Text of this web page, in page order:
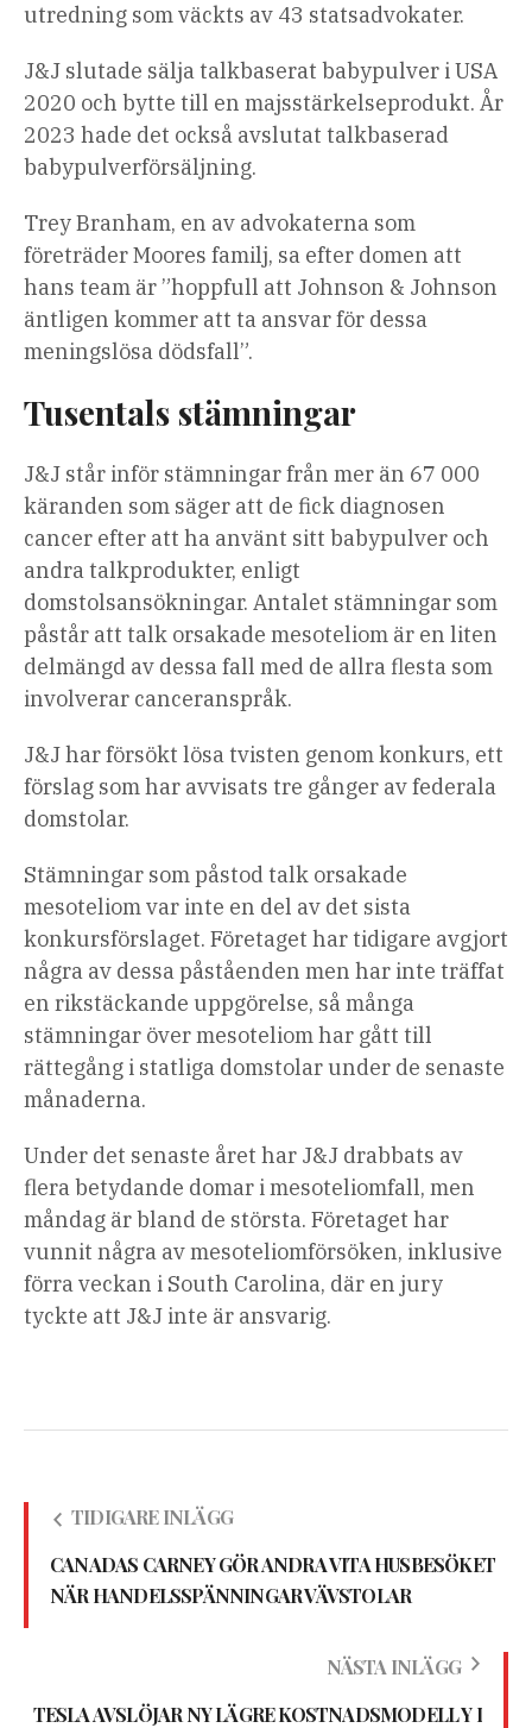
utredning som väckts av 43 statsadvokater.
J&J slutade sälja talkbaserat babypulver i USA
2020 och bytte till en majsstärkelseprodukt. År
2023 hade det också avslutat talkbaserad
babypulverförsäljning.
Trey Branham, en av advokaterna som
företräder Moores familj, sa efter domen att
hans team är ”hoppfull att Johnson & Johnson
äntligen kommer att ta ansvar för dessa
meningslösa dödsfall”.
Tusentals stämningar
J&J står inför stämningar från mer än 67 000
käranden som säger att de fick diagnosen
cancer efter att ha använt sitt babypulver och
andra talkprodukter, enligt
domstolsansökningar. Antalet stämningar som
påstår att talk orsakade mesoteliom är en liten
delmängd av dessa fall med de allra flesta som
involverar canceranspråk.
J&J har försökt lösa tvisten genom konkurs, ett
förslag som har avvisats tre gånger av federala
domstolar.
Stämningar som påstod talk orsakade
mesoteliom var inte en del av det sista
konkursförslaget. Företaget har tidigare avgjort
några av dessa påståenden men har inte träffat
en rikstäckande uppgörelse, så många
stämningar över mesoteliom har gått till
rättegång i statliga domstolar under de senaste
månaderna.
Under det senaste året har J&J drabbats av
flera betydande domar i mesoteliomfall, men
måndag är bland de största. Företaget har
vunnit några av mesoteliomförsöken, inklusive
förra veckan i South Carolina, där en jury
tyckte att J&J inte är ansvarig.
TIDIGARE INLÄGG
CANADAS CARNEY GÖR ANDRA VITA HUSBESÖKET
NÄR HANDELSSPÄNNINGAR VÄVSTOLAR
NÄSTA INLÄGG
TESLA AVSLÖJAR NY LÄGRE KOSTNADSMODELL Y I